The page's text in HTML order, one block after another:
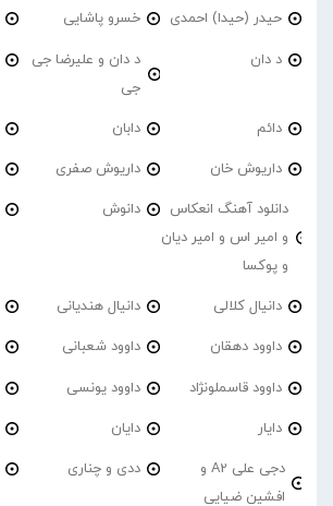
حیدر (حیدا) احمدی خسرو پاشایی
د دان
د دان و علیرضا جی
جی
دائم دابان
داریوش خان داریوش صفری
دانلود آهنگ انعکاس
و امیر اس و امیر دیان
و پوکسا
دانوش
دانیال کلالی دانیال هندیانی
داوود دهقان داوود شعبانی
داوود قاسملونژاد داوود یونسی
دایار دایان
دجی علی A2 و
افشین ضیایی
ددی و چناری